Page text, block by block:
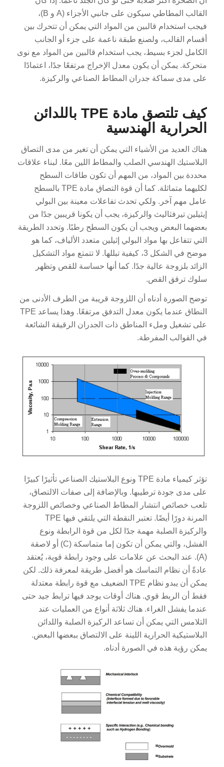
القالب المطاطي سيكون على جانبي الأجزاء (A و B)،
فيجب استخدام قالبين من المواد التي يمكن أن تتحرك بين
أقسام القالب، ولصنع طبقة ناعمة على جزء أو الجانب
الكامل لجزء بسيط، يجب استخدام قالبين من المواد مع نوى
متحركة. يمكن أن يكون معدل الإخراج مرتفعًا جدًا، اعتمادًا
على مدى سماكة جدران المطاط الصناعي والركيزة.
كيف تلتصق مادة TPE باللدائن
الحرارية الهندسية
هناك العديد من الأشياء التي يمكن أن تغير من مدى التصاق
البلاستيك الهندسي الصلب والمطاط اللين معًا. لبناء علاقات
محددة بين المواد، من المهم أن تكون طاقات السطح
لكليهما متماثلة. كما أن قوة التصاق مادة TPE بالسطح
عامل مهم آخر. ولكي تحدث تفاعلات معينة بين البولي
إيثيلين تيرفثاليث والركيزة، يجب أن يكونا قريبين جدًا من
بعضهما البعض ويجب أن يكون السطح رطبًا. وتحدد الطريقة
التي تتفاعل بها مواد البولي إثيلين متعدد الألياف، كما هو
موضح في الشكل 3، كيفية تبللها. لا تتمتع مواد التشكيل
الزائد بلزوجة عالية جدًا. كما أنها حساسة للقص وتظهر
سلوك ترقق القص.
توضح الصورة أدناه أن اللزوجة قريبة من الطرف الأدنى من
النطاق عندما يكون معدل التدفق مرتفعًا. وهذا يساعد TPE
على تشغيل وملء المناطق ذات الجدران الرقيقة الشائعة
في القوالب المفرطة.
تؤثر كيمياء مادة TPE ونوع البلاستيك الصناعي تأثيرًا كبيرًا
على مدى جودة ترطيبها. وبالإضافة إلى صفات الالتصاق،
تلعب خصائص انتشار المطاط الصناعي وخصائص اللزوجة
المرنة دورًا أيضًا. تعتبر النقطة التي يلتقي فيها TPE
والركيزة الصلبة مهمة جدًا لكل من قوة الرابطة ونوع
الفشل، والتي يمكن أن تكون إما متماسكة (C) أو لاصقة
(A). عند البحث عن علامات على وجود رابطة قوية، يُعتقد
عادةً أن نظام التماسك هو أفضل طريقة لمعرفة ذلك. لكن
يمكن أن يبدو نظام TPE الضعيف مع قوة رابطة معتدلة
فقط أن الربط قوي. هناك أوقات يوجد فيها ترابط جيد حتى
عندما يفشل الغراء. هناك ثلاثة أنواع من العمليات عند
التلامس التي يمكن أن تساعد الركيزة الصلبة واللدائن
البلاستيكية الحرارية اللينة على الالتصاق ببعضها البعض.
يمكن رؤية هذه في الصورة أدناه.